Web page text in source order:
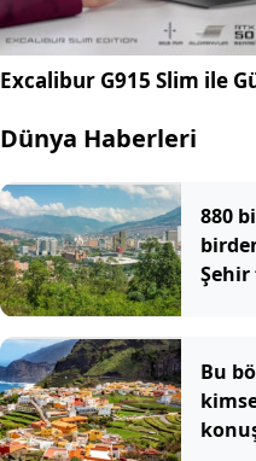
Excalibur G915 Slim ile
Dünya Haberleri
880
Bu